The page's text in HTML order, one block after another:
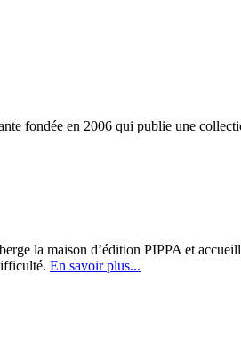
fondée en 2006 qui publie une
la maison d’édition PIPPA et
En savoir plus...